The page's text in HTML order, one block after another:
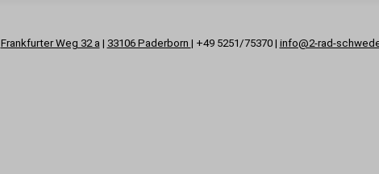
Frankfurter Weg 32 a | 33106 Paderborn | +49 5251/75370 | info@2-rad-